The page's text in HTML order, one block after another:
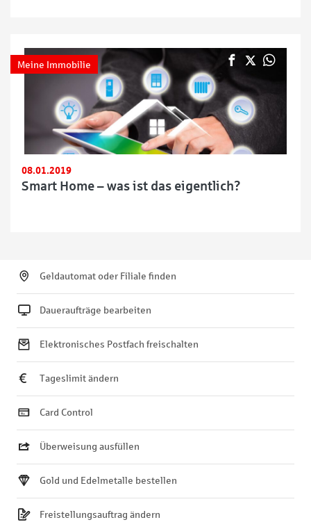
Meine Immobilie
08.01.2019
Smart Home – was ist das eigentlich?
Geldautomat oder Filiale finden
Daueraufträge bearbeiten
Elektronisches Postfach freischalten
Tageslimit ändern
Card Control
Überweisung ausfüllen
Gold und Edelmetalle bestellen
Freistellungsauftrag ändern